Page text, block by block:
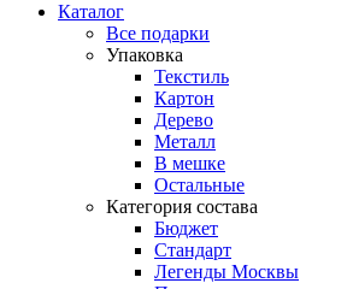
Каталог
Все подарки
Упаковка
Текстиль
Картон
Дерево
Металл
В мешке
Остальные
Категория состава
Бюджет
Стандарт
Легенды Москвы